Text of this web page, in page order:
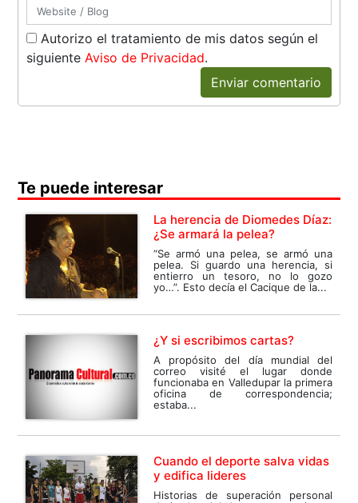
Autorizo el tratamiento de mis datos según el
siguiente Aviso de Privacidad.
Enviar comentario
Te puede interesar
La herencia de Diomedes Díaz:
¿Se armará la pelea?
“Se armó una pelea, se armó una
pelea. Si guardo una herencia, si
entierro un tesoro, no lo gozo
yo…”. Esto decía el Cacique de la...
¿Y si escribimos cartas?
A propósito del día mundial del
correo visité el lugar donde
funcionaba en Valledupar la primera
oficina de correspondencia;
estaba...
Cuando el deporte salva vidas
y edifica lideres
Historias de superación personal